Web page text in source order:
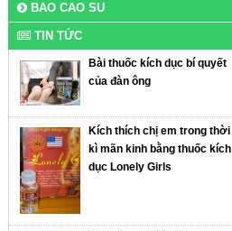
BAO CAO SU
TIN TỨC
Bài thuốc kích dục bí quyết
của đàn ông
Kích thích chị em trong thời
kì mãn kinh bằng thuốc kích
dục Lonely Girls